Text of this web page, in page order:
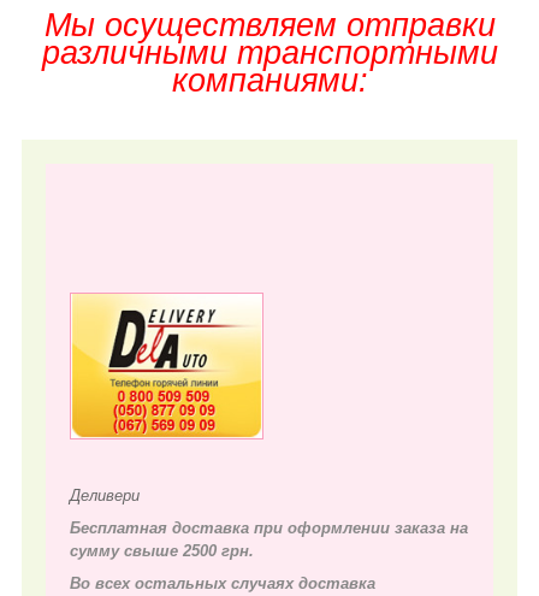
Мы осуществляем отправки
различными транспортными
компаниями:
Деливери
Бесплатная доставка при оформлении заказа на
сумму свыше 2500 грн.
Во всех остальных случаях доставка